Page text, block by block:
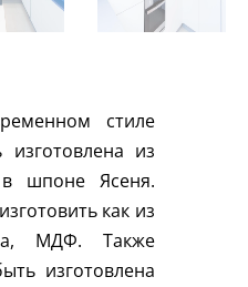
стиле
из
шпоне Ясеня.
как из
МДФ. Также
изготовлена